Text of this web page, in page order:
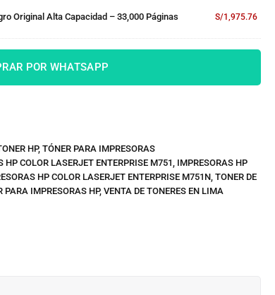
Original Alta Capacidad – 33,000 Páginas S/1,975.76
POR WHATSAPP
HP, TÓNER PARA IMPRESORAS
HP COLOR LASERJET ENTERPRISE M751, IMPRESORAS HP
HP COLOR LASERJET ENTERPRISE M751N, TONER DE
PARA IMPRESORAS HP, VENTA DE TONERES EN LIMA